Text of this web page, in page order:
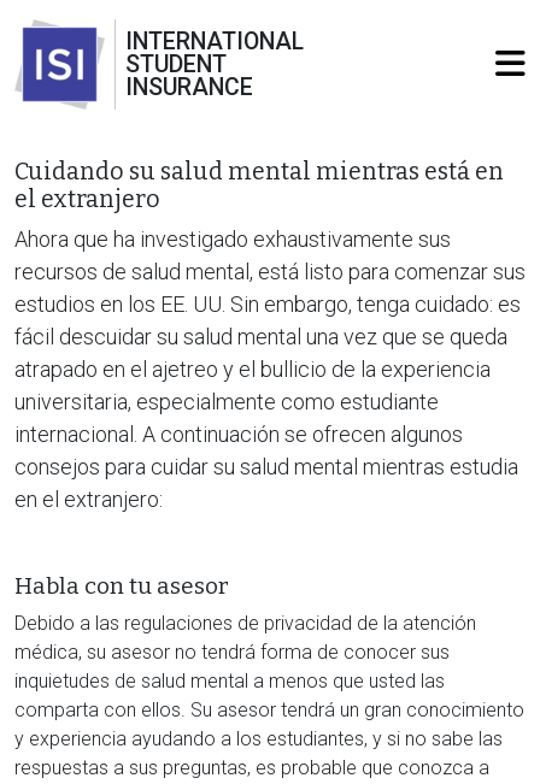
INTERNATIONAL
STUDENT
INSURANCE
Cuidando su salud mental mientras está en
el extranjero
Ahora que ha investigado exhaustivamente sus
recursos de salud mental, está listo para comenzar sus
estudios en los EE. UU. Sin embargo, tenga cuidado: es
fácil descuidar su salud mental una vez que se queda
atrapado en el ajetreo y el bullicio de la experiencia
universitaria, especialmente como estudiante
internacional. A continuación se ofrecen algunos
consejos para cuidar su salud mental mientras estudia
en el extranjero:
Habla con tu asesor
Debido a las regulaciones de privacidad de la atención
médica, su asesor no tendrá forma de conocer sus
inquietudes de salud mental a menos que usted las
comparta con ellos. Su asesor tendrá un gran conocimiento
y experiencia ayudando a los estudiantes, y si no sabe las
respuestas a sus preguntas, es probable que conozca a